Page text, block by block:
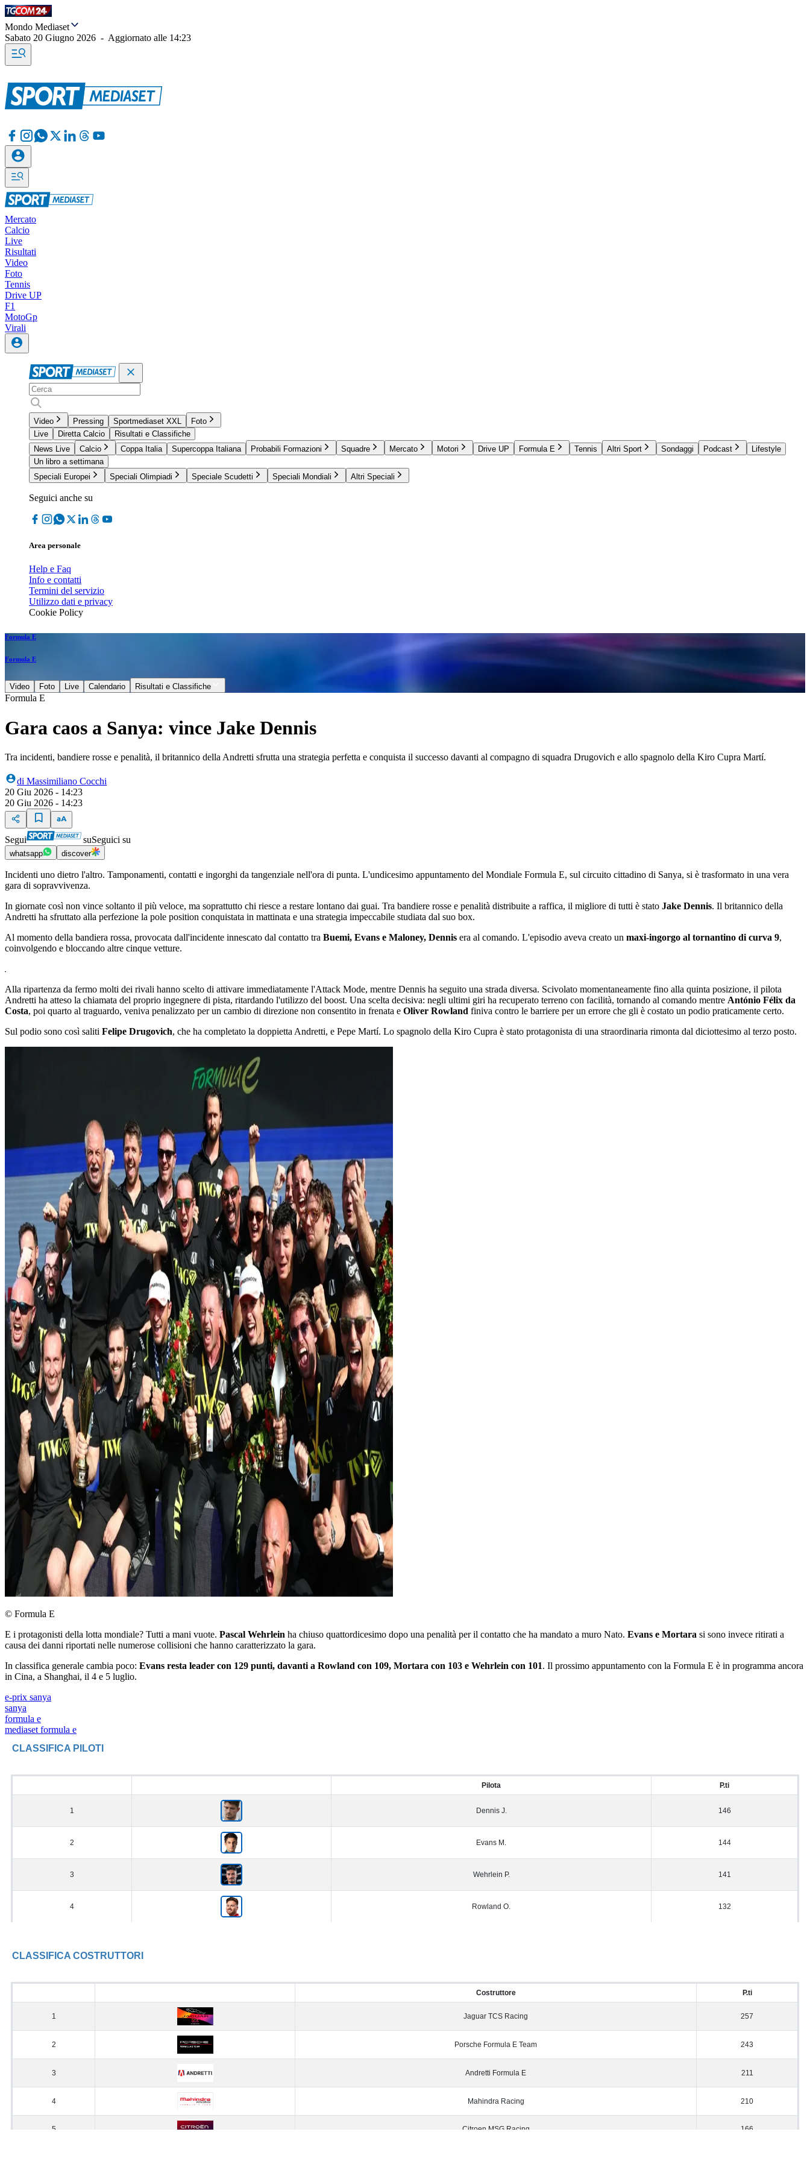
Mondo Mediaset
Sabato 20 Giugno 2026 - Aggiornato alle 14:23
Mercato
Calcio
Live
Risultati
Video
Foto
Tennis
Drive UP
F1
MotoGp
Virali
Video Pressing Sportmediaset XXL
Foto
Live
Diretta Calcio
Risultati e Classifiche
News Live
Calcio Coppa Italia Supercoppa Italiana Probabili Formazioni Squadre Mercato Motori Drive UP Formula E Tennis Altri Sport Sondaggi Podcast
Lifestyle
Un libro a settimana
Speciali Europei
Speciali Olimpiadi Speciale Scudetti Speciali Mondiali Altri Speciali
Seguici anche su
Area personale
Help e Faq
Info e contatti
Termini del servizio
Utilizzo dati e privacy
Cookie Policy
Formula E
Formula E
Video Foto Live Calendario Risultati e Classifiche
Formula E
Gara caos a Sanya: vince Jake Dennis
Tra incidenti, bandiere rosse e penalità, il britannico della Andretti sfrutta una strategia perfetta e conquista il successo davanti al compagno di squadra Drugovich e allo spagnolo della Kiro Cupra Martí.
di Massimiliano Cocchi
20 Giu 2026 - 14:23
20 Giu 2026 - 14:23
Segui suSeguici su
whatsapp discover
Incidenti uno dietro l'altro. Tamponamenti, contatti e ingorghi da tangenziale nell'ora di punta. L'undicesimo appuntamento del Mondiale Formula E, sul circuito cittadino di Sanya, si è trasformato in una vera
gara di sopravvivenza.
In giornate così non vince soltanto il più veloce, ma soprattutto chi riesce a restare lontano dai guai. Tra bandiere rosse e penalità distribuite a raffica, il migliore di tutti è stato Jake Dennis. Il britannico della
Andretti ha sfruttato alla perfezione la pole position conquistata in mattinata e una strategia impeccabile studiata dal suo box.
Al momento della bandiera rossa, provocata dall'incidente innescato dal contatto tra Buemi, Evans e Maloney, Dennis era al comando. L'episodio aveva creato un maxi-ingorgo al tornantino di curva 9,
coinvolgendo e bloccando altre cinque vetture.
Alla ripartenza da fermo molti dei rivali hanno scelto di attivare immediatamente l'Attack Mode, mentre Dennis ha seguito una strada diversa. Scivolato momentaneamente fino alla quinta posizione, il pilota
Andretti ha atteso la chiamata del proprio ingegnere di pista, ritardando l'utilizzo del boost. Una scelta decisiva: negli ultimi giri ha recuperato terreno con facilità, tornando al comando mentre António Félix da
Costa, poi quarto al traguardo, veniva penalizzato per un cambio di direzione non consentito in frenata e Oliver Rowland finiva contro le barriere per un errore che gli è costato un podio praticamente certo.
Sul podio sono così saliti Felipe Drugovich, che ha completato la doppietta Andretti, e Pepe Martí. Lo spagnolo della Kiro Cupra è stato protagonista di una straordinaria rimonta dal diciottesimo al terzo posto.
© Formula E
E i protagonisti della lotta mondiale? Tutti a mani vuote. Pascal Wehrlein ha chiuso quattordicesimo dopo una penalità per il contatto che ha mandato a muro Nato. Evans e Mortara si sono invece ritirati a
causa dei danni riportati nelle numerose collisioni che hanno caratterizzato la gara.
In classifica generale cambia poco: Evans resta leader con 129 punti, davanti a Rowland con 109, Mortara con 103 e Wehrlein con 101. Il prossimo appuntamento con la Formula E è in programma ancora
in Cina, a Shanghai, il 4 e 5 luglio.
e-prix sanya
sanya
formula e
mediaset formula e